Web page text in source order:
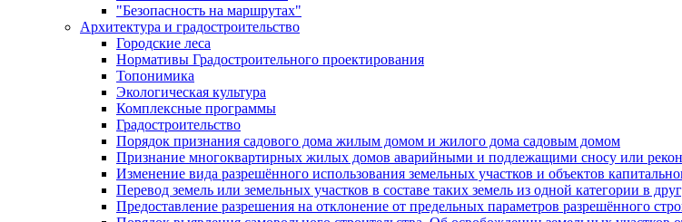
"Безопасность на маршрутах"
Архитектура и градостроительство
Городские леса
Нормативы Градостроительного проектирования
Топонимика
Экологическая культура
Комплексные программы
Градостроительство
Порядок признания садового дома жилым домом и жилого дома садовым домом
Признание многоквартирных жилых домов аварийными и подлежащими сносу или
Изменение вида разрешённого использования земельных участков и объектов
Перевод земель или земельных участков в составе таких земель из одной категории в
Предоставление разрешения на отклонение от предельных параметров разрешённого